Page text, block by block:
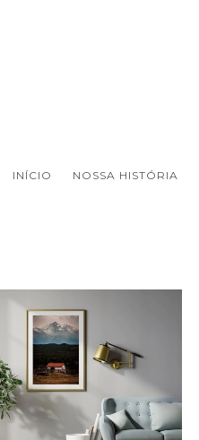
INÍCIO NOSSA HISTÓRIA